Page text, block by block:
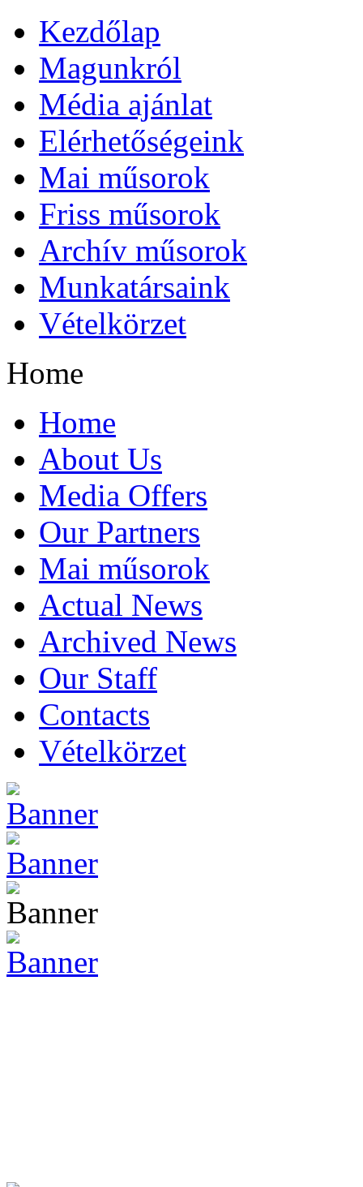
Kezdőlap
Magunkról
Média ajánlat
Elérhetőségeink
Mai műsorok
Friss műsorok
Archív műsorok
Munkatársaink
Vételkörzet
Home
Home
About Us
Media Offers
Our Partners
Mai műsorok
Actual News
Archived News
Our Staff
Contacts
Vételkörzet